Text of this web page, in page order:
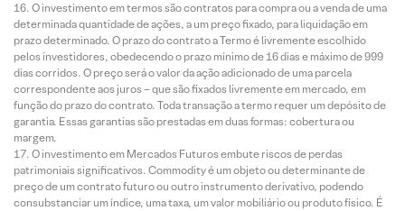
O investimento em termos são contratos para compra ou a venda de uma
determinada quantidade de ações, a um preço fixado, para liquidação em
prazo determinado. O prazo do contrato a Termo é livremente escolhido
pelos investidores, obedecendo o prazo mínimo de 16 dias e máximo de 999
dias corridos. O preço será o valor da ação adicionado de uma parcela
correspondente aos juros – que são fixados livremente em mercado, em
função do prazo do contrato. Toda transação a termo requer um depósito de
garantia. Essas garantias são prestadas em duas formas: cobertura ou
margem.
O investimento em Mercados Futuros embute riscos de perdas
patrimoniais significativos. Commodity é um objeto ou determinante de
preço de um contrato futuro ou outro instrumento derivativo, podendo
consubstanciar um índice, uma taxa, um valor mobiliário ou produto físico. É